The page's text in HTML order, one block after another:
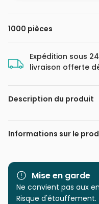
1000 pièces
Expédition sous
livraison offerte
Description du produit
Romi Lerda
Informations sur le
Marque
Catégorie
Mise en garde
Ne convient pas aux
Risque d'étouffement.